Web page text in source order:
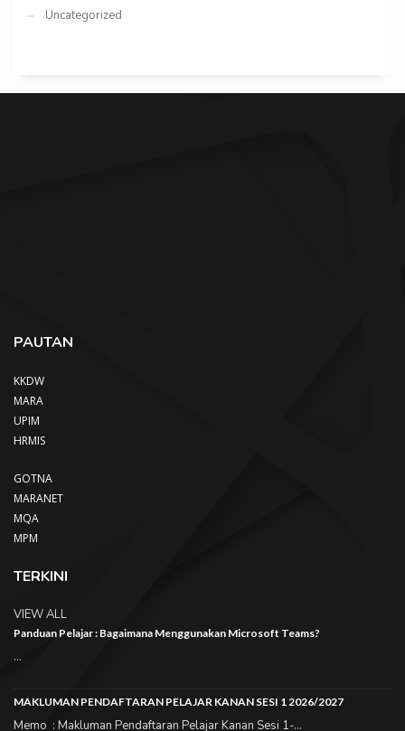
Uncategorized
PAUTAN
KKDW
MARA
UPIM
HRMIS
GOTNA
MARANET
MQA
MPM
TERKINI
VIEW ALL
Panduan Pelajar : Bagaimana Menggunakan Microsoft Teams?
...
MAKLUMAN PENDAFTARAN PELAJAR KANAN SESI 1 2026/2027
Memo : Makluman Pendaftaran Pelajar Kanan Sesi 1-...